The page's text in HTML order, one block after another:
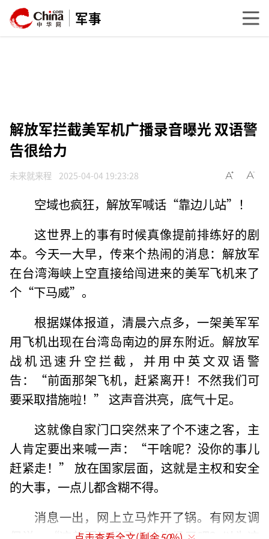
军事
解放军拦截美军机广播录音曝光 双语警
告很给力
未来就来程 2025-04-04 19:23:28
空域也疯狂，解放军喊话“靠边儿站”！
这世界上的事有时候真像提前排练好的剧
本。今天一大早，传来个热闹的消息：解放军
在台湾海峡上空直接给闯进来的美军飞机来了
个“下马威”。
根据媒体报道，清晨六点多，一架美军军
用飞机出现在台湾岛南边的屏东附近。解放军
战机迅速升空拦截，并用中英文双语警
告：“前面那架飞机，赶紧离开！不然我们可
要采取措施啦！” 这声音洪亮，底气十足。
这就像自家门口突然来了个不速之客，主
人肯定要出来喊一声：“干啥呢？没你的事儿
赶紧走！” 放在国家层面，这就是主权和安全
的大事，一点儿都含糊不得。
消息一出，网上立马炸开了锅。有网友调